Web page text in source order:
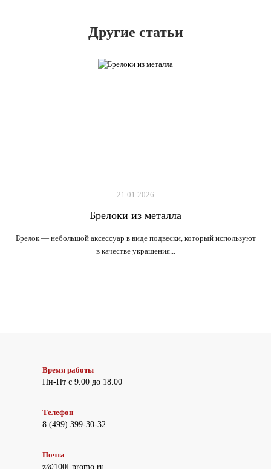
Другие статьи
21.01.2026
Брелоки из металла
Брелок — небольшой аксессуар в виде подвески, который используют
в качестве украшения...
Время работы
Пн-Пт с 9.00 до 18.00
Телефон
8 (499) 399-30-32
Почта
z@100Lpromo.ru